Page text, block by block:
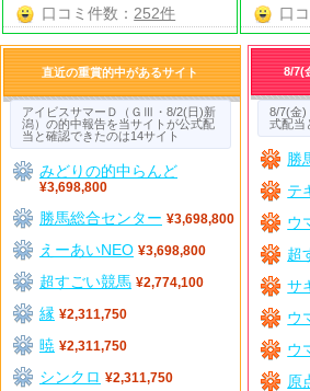
口コミ件数： 252件
口
直近の重賞的中があるサイト
アイビスサマーＤ（ＧⅢ・8/2(日)新
潟）の的中報告を当サイトが公式配
当と確認できたのは14サイト
みどりの的中らんど
¥3,698,800
勝馬総合センター ¥3,698,800
えーあいNEO ¥3,698,800
超すごい競馬 ¥2,774,100
縁 ¥2,311,750
暁 ¥2,311,750
シンクロ ¥2,311,750
8/7(
8/7(金)
式配当
勝
テ
ウ
超
サ
ウ
ウ
原